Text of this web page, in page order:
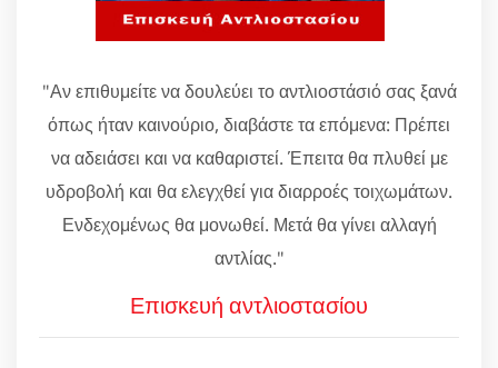
"Αν επιθυμείτε να δουλεύει το αντλιοστάσιό σας ξανά
όπως ήταν καινούριο, διαβάστε τα επόμενα: Πρέπει
να αδειάσει και να καθαριστεί. Έπειτα θα πλυθεί με
υδροβολή και θα ελεγχθεί για διαρροές τοιχωμάτων.
Ενδεχομένως θα μονωθεί. Μετά θα γίνει αλλαγή
αντλίας."
Επισκευή αντλιοστασίου